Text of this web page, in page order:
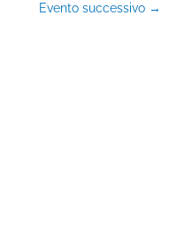
Evento successivo →